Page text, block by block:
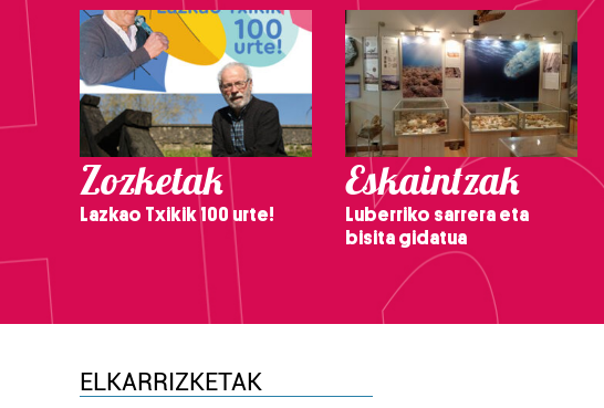
Zozketak
Lazkao Txikik 100 urte!
Eskaintzak
Luberriko sarrera eta
bisita gidatua
ELKARRIZKETAK